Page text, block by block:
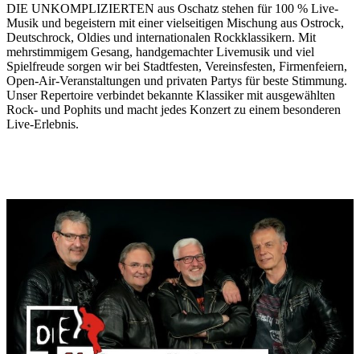
DIE UNKOMPLIZIERTEN aus Oschatz stehen für 100 % Live-
Musik und begeistern mit einer vielseitigen Mischung aus Ostrock,
Deutschrock, Oldies und internationalen Rockklassikern. Mit
mehrstimmigem Gesang, handgemachter Livemusik und viel
Spielfreude sorgen wir bei Stadtfesten, Vereinsfesten, Firmenfeiern,
Open-Air-Veranstaltungen und privaten Partys für beste Stimmung.
Unser Repertoire verbindet bekannte Klassiker mit ausgewählten
Rock- und Pophits und macht jedes Konzert zu einem besonderen
Live-Erlebnis.